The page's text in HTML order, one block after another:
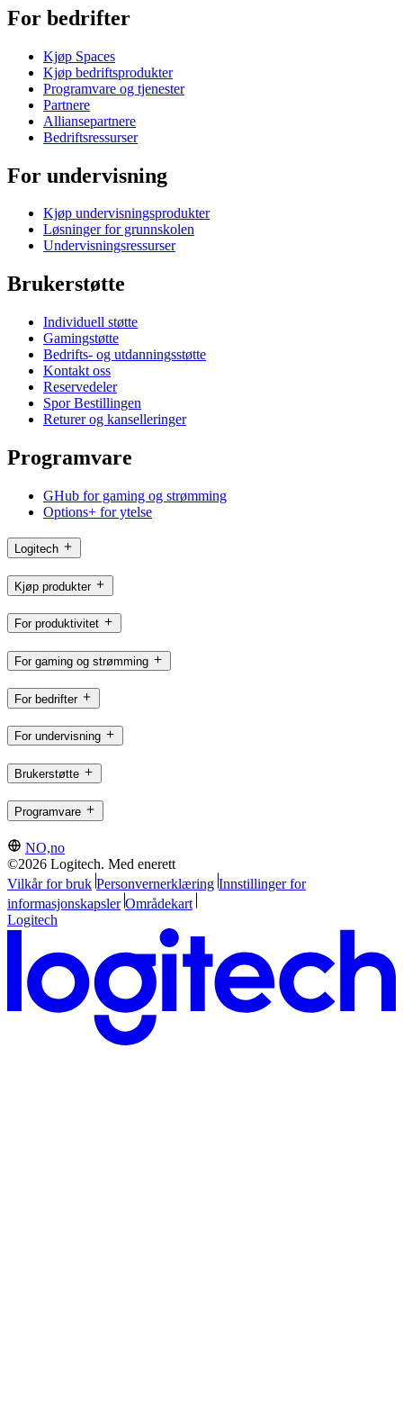
For bedrifter
Kjøp Spaces
Kjøp bedriftsprodukter
Programvare og tjenester
Partnere
Alliansepartnere
Bedriftsressurser
For undervisning
Kjøp undervisningsprodukter
Løsninger for grunnskolen
Undervisningsressurser
Brukerstøtte
Individuell støtte
Gamingstøtte
Bedrifts- og utdanningsstøtte
Kontakt oss
Reservedeler
Spor Bestillingen
Returer og kanselleringer
Programvare
GHub for gaming og strømming
Options+ for ytelse
Logitech
Kjøp produkter
For produktivitet
For gaming og strømming
For bedrifter
For undervisning
Brukerstøtte
Programvare
NO,no
©2026 Logitech. Med enerett
Vilkår for bruk Personvernerklæring Innstillinger for
informasjonskapsler Områdekart
Logitech